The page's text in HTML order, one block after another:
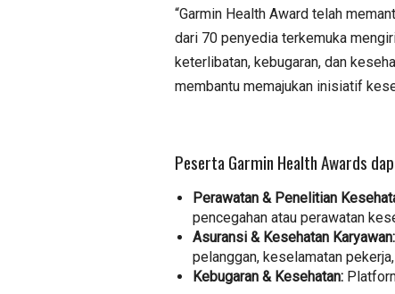
“Garmin Health Award telah
dari 70 penyedia terkemuka
keterlibatan, kebugaran, dan
membantu memajukan inisiatif
Peserta Garmin Health Awards
Perawatan & Penelitian
pencegahan atau perawatan
Asuransi & Kesehatan Karyawan:
pelanggan, keselamatan
Kebugaran & Kesehatan: